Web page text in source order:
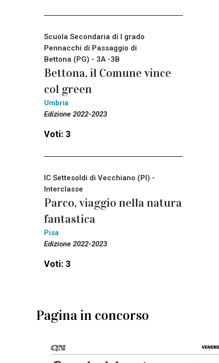
Scuola Secondaria di I grado
Pennacchi di Passaggio di
Bettona (PG) - 3A -3B
Bettona, il Comune vince
col green
Umbria
Edizione 2022-2023
Voti: 3
IC Settesoldi di Vecchiano (PI) -
Interclasse
Parco, viaggio nella natura
fantastica
Pisa
Edizione 2022-2023
Voti: 3
Pagina in concorso